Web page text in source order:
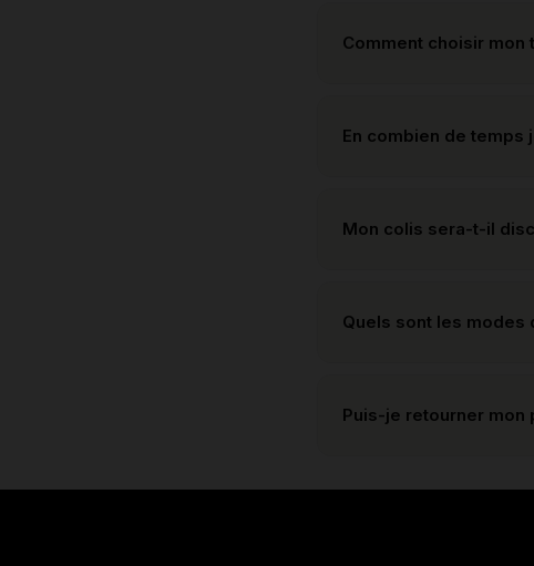
Comment choisir mon
En combien de temps
Mon colis sera-t-il
Quels sont les modes
Puis-je retourner mon